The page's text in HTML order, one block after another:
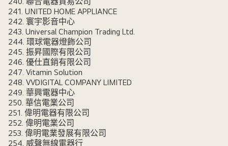
241. UNITED HOME APPLIANCE
242. 寰宇影音中心
243. Universal Champion Trading Ltd.
244. 環球電器燈飾公司
245. 振昇國際有限公司
246. 優仕直銷有限公司
247. Vitamin Solution
248. VVDIGITAL COMPANY LIMITED
249. 華興電器中心
250. 華信電業公司
251. 偉明電器有限公司
252. 偉明電業公司
253. 偉明電業發展有限公司
254. 威聲無線電器行